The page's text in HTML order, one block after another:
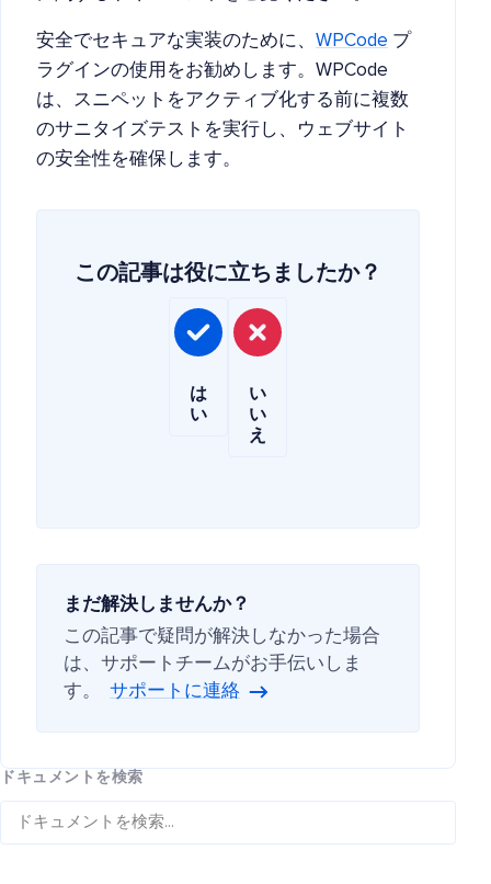
安全でセキュアな実装のために、 WPCode プ
ラグインの使用をお勧めします。WPCode
は、スニペットをアクティブ化する前に複数
のサニタイズテストを実行し、ウェブサイト
の安全性を確保します。
この記事は役に立ちましたか？
は
い
い
い
え
まだ解決しませんか？
この記事で疑問が解決しなかった場合
は、サポートチームがお手伝いしま
す。
サポートに連絡
ドキュメントを検索